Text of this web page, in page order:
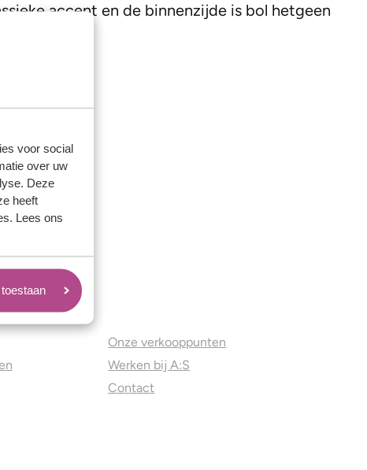
voor social
over uw
Deze
heeft
Lees ons
accent en de binnenzijde is bol hetgeen
Onze verkooppunten
Werken bij A:S
Contact